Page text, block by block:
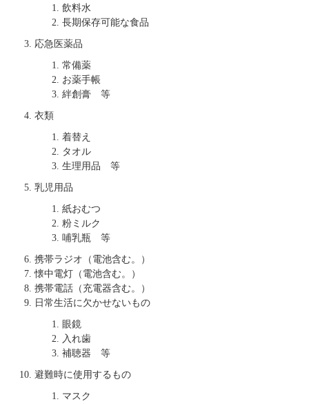
飲料水
長期保存可能な食品
応急医薬品
常備薬
お薬手帳
絆創膏 等
衣類
着替え
タオル
生理用品 等
乳児用品
紙おむつ
粉ミルク
哺乳瓶 等
携帯ラジオ（電池含む。）
懐中電灯（電池含む。）
携帯電話（充電器含む。）
日常生活に欠かせないもの
眼鏡
入れ歯
補聴器 等
避難時に使用するもの
マスク